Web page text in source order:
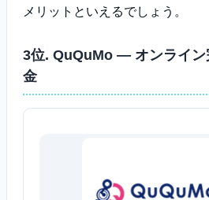
メリットといえるでしょう。
3位. QuQuMo ― オンライン
金